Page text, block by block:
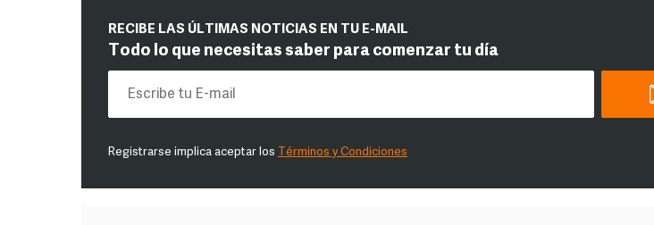
RECIBE LAS ÚLTIMAS NOTICIAS EN TU E-MAIL
Todo lo que necesitas saber para comenzar tu día
Registrarse implica aceptar los Términos y Condiciones